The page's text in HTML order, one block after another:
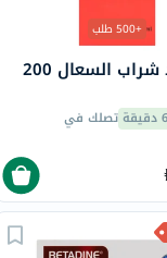
+500 طلب
سينيكود شراب السعال 200
تصلك في